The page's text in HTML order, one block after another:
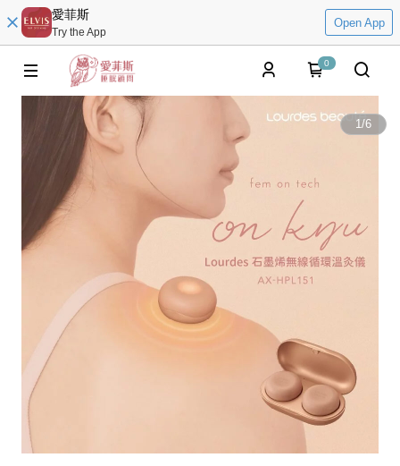
愛菲斯
Try the App
Open App
0
1/6